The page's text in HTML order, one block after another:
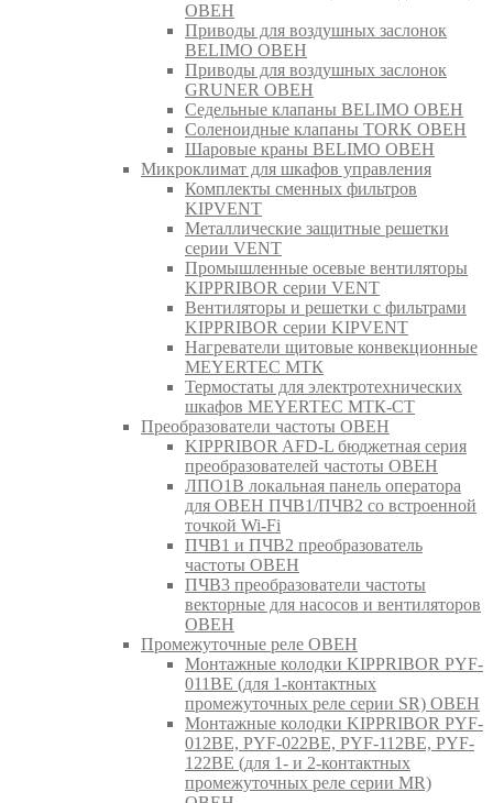
ОВЕН
Приводы для воздушных заслонок
BELIMO ОВЕН
Приводы для воздушных заслонок
GRUNER ОВЕН
Седельные клапаны BELIMO ОВЕН
Соленоидные клапаны TORK ОВЕН
Шаровые краны BELIMO ОВЕН
Микроклимат для шкафов управления
Комплекты сменных фильтров
KIPVENT
Металлические защитные решетки
серии VENT
Промышленные осевые вентиляторы
KIPPRIBOR серии VENT
Вентиляторы и решетки с фильтрами
KIPPRIBOR серии KIPVENT
Нагреватели щитовые конвекционные
MEYERTEC МТК
Термостаты для электротехнических
шкафов MEYERTEC МТК-СТ
Преобразователи частоты ОВЕН
KIPPRIBOR AFD-L бюджетная серия
преобразователей частоты ОВЕН
ЛПО1В локальная панель оператора
для ОВЕН ПЧВ1/ПЧВ2 со встроенной
точкой Wi-Fi
ПЧВ1 и ПЧВ2 преобразователь
частоты ОВЕН
ПЧВ3 преобразователи частоты
векторные для насосов и вентиляторов
ОВЕН
Промежуточные реле ОВЕН
Монтажные колодки KIPPRIBOR PYF-
011BE (для 1-контактных
промежуточных реле серии SR) ОВЕН
Монтажные колодки KIPPRIBOR PYF-
012BE, PYF-022BE, PYF-112BE, PYF-
122BE (для 1- и 2-контактных
промежуточных реле серии MR)